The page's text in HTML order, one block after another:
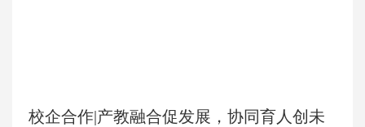
校企合作|产教融合促发展，协同育人创未